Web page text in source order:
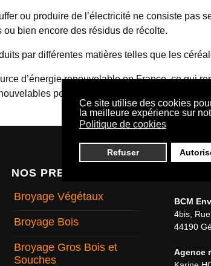
Ce site utilise des cookies
la meilleure expérience sur
Politique de cookies
Refuser
ou produire de l’électricité ne consiste pas
bien encore des résidus de récolte.
par différentes matières telles que les
d’énergie renouvelable en France, ce qui
peuvent être utilisées pour produire
NOS PRESTATIONS
Broyage Végétaux
Broyage Bois
Broyage Gros Bois et
Souches
BCM
4bis,
44190
Agence